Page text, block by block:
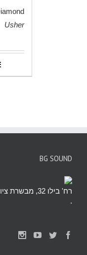
Usher
BG SOUND
רח' בילו 32, מבשרת ציון (חצי שעה מהמרכז)
.